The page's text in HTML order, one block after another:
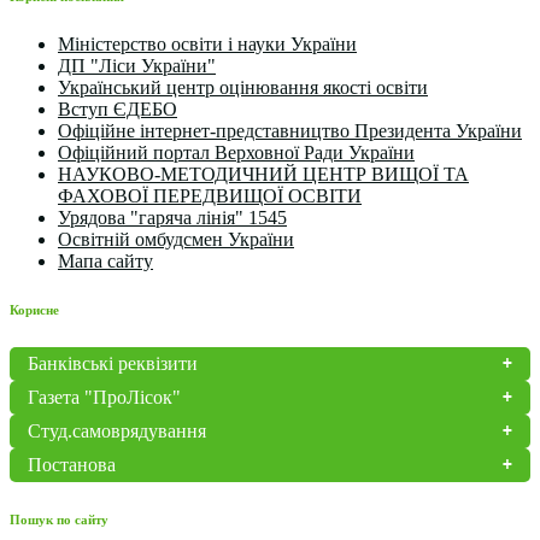
Міністерство освіти і науки України
ДП "Ліси України"
Український центр оцінювання якості освіти
Вступ ЄДЕБО
Офіційне інтернет-представництво Президента України
Офіційний портал Верховної Ради України
НАУКОВО-МЕТОДИЧНИЙ ЦЕНТР ВИЩОЇ ТА
ФАХОВОЇ ПЕРЕДВИЩОЇ ОСВІТИ
Урядова "гаряча лінія" 1545
Освітній омбудсмен України
Мапа сайту
Корисне
Банківські реквізити
Газета "ПроЛісок"
Студ.самоврядування
Постанова
Пошук по сайту